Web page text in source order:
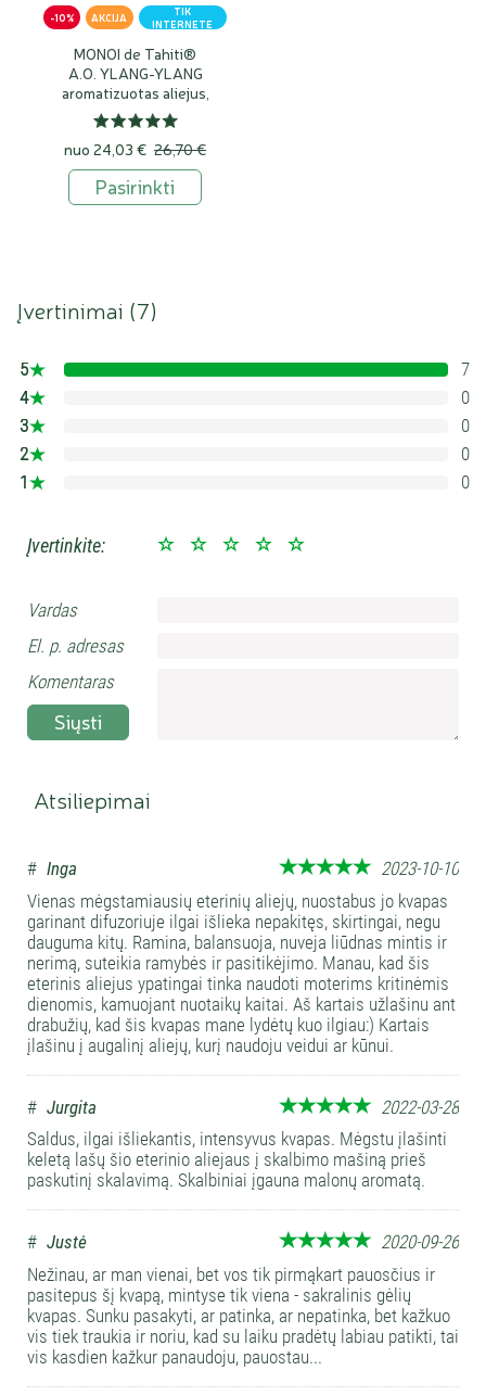
-10% AKCIJA
TIK
INTERNETE
MONOI de Tahiti®
A.O. YLANG-YLANG
aromatizuotas aliejus,
100% natūralus
nuo 24,03 € 26,70 €
Pasirinkti
Įvertinimai (7)
5
4
3
2
1
7
0
0
0
0
Įvertinkite:
Vardas
El. p. adresas
Komentaras
Siųsti
Atsiliepimai
# Inga
2023-10-10
Vienas mėgstamiausių eterinių aliejų, nuostabus jo kvapas
garinant difuzoriuje ilgai išlieka nepakitęs, skirtingai, negu
dauguma kitų. Ramina, balansuoja, nuveja liūdnas mintis ir
nerimą, suteikia ramybės ir pasitikėjimo. Manau, kad šis
eterinis aliejus ypatingai tinka naudoti moterims kritinėmis
dienomis, kamuojant nuotaikų kaitai. Aš kartais užlašinu ant
drabužių, kad šis kvapas mane lydėtų kuo ilgiau:) Kartais
įlašinu į augalinį aliejų, kurį naudoju veidui ar kūnui.
# Jurgita
2022-03-28
Saldus, ilgai išliekantis, intensyvus kvapas. Mėgstu įlašinti
keletą lašų šio eterinio aliejaus į skalbimo mašiną prieš
paskutinį skalavimą. Skalbiniai įgauna malonų aromatą.
# Justė
2020-09-26
Nežinau, ar man vienai, bet vos tik pirmąkart pauosčius ir
pasitepus šį kvapą, mintyse tik viena - sakralinis gėlių
kvapas. Sunku pasakyti, ar patinka, ar nepatinka, bet kažkuo
vis tiek traukia ir noriu, kad su laiku pradėtų labiau patikti, tai
vis kasdien kažkur panaudoju, pauostau...